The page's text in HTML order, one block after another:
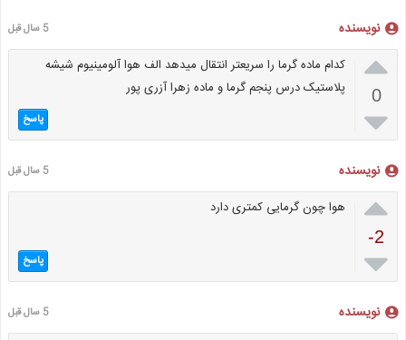
نویسنده 5 سال قبل

0

کدام ماده گرما را سریعتر انتقال میدهد الف هوا آلومینیوم شیشه
پلاستیک درس پنجم گرما و ماده زهرا آزری پور
پاسخ
نویسنده 5 سال قبل

-2

هوا چون گرمایی کمتری دارد
پاسخ
نویسنده 5 سال قبل